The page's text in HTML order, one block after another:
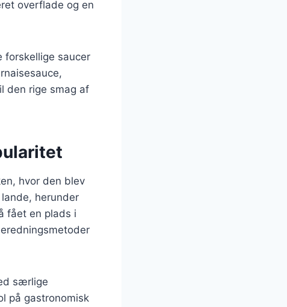
overflade og en
forskellige saucer
den rige smag af
hvor den blev
herunder
fået en plads i
særlige
på gastronomisk